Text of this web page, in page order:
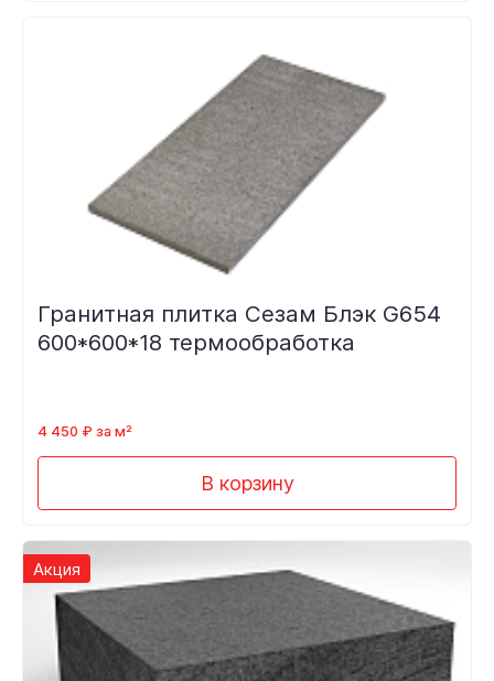
Гранитная плитка Сезам Блэк G654
600*600*18 термообработка
4 450 ₽ за м²
В корзину
Акция